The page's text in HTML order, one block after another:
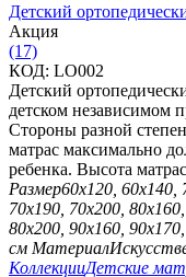
Детский
Aкция
(17)
КОД: LO002
Детский
детском независимом
Стороны разной
матрас максимально
ребенка. Высота
Размер60х120, 60х140,
70х190, 70х200,
80х200, 90х160,
см Материал
КоллекцииДетские